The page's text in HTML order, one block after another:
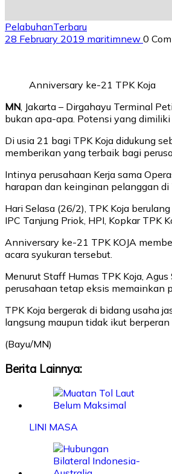
PelabuhanTerbaru
28 February 2019 maritimnew 0
Anniversary ke-21 TPK Koja
MN , Jakarta – Dirgahayu Terminal
bukan apa-apa. Potensi yang dimiliki
Di usia 21 bagi TPK Koja didukung
memberikan yang terbaik bagi
Intinya perusahaan Kerja sama
harapan dan keinginan pelanggan di
Hari Selasa (26/2), TPK Koja
IPC Tanjung Priok, HPI, Kopkar TPK
Anniversary ke-21 TPK KOJA
acara syukuran tersebut.
Menurut Staff Humas TPK Koja,
perusahaan tetap eksis memainkan
TPK Koja bergerak di bidang usaha
langsung maupun tidak ikut
(Bayu/MN)
Berita Lainnya:
LINI MASA